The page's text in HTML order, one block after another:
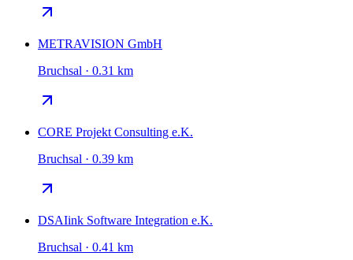
METRAVISION GmbH
Bruchsal · 0.31 km
CORE Projekt Consulting e.K.
Bruchsal · 0.39 km
DSAIink Software Integration e.K.
Bruchsal · 0.41 km